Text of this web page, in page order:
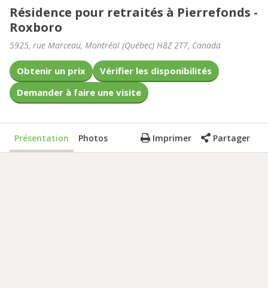
Résidence pour retraités à Pierrefonds -
Roxboro
5925, rue Marceau, Montréal (Québec) H8Z 2T7, Canada
Obtenir un prix
Vérifier les disponibilités
Demander à faire une visite
Présentation Photos Imprimer Partager